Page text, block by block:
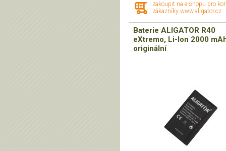
zakoupit na e-shopu pro
zákazníky www.aligator.cz
Baterie ALIGATOR R40
eXtremo, Li-Ion 2000
originální